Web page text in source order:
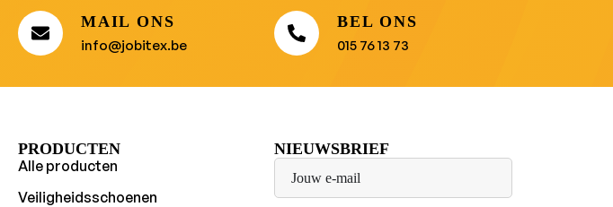
MAIL ONS
info@jobitex.be
BEL ONS
015 76 13 73
PRODUCTEN
Alle producten
Veiligheidsschoenen
NIEUWSBRIEF